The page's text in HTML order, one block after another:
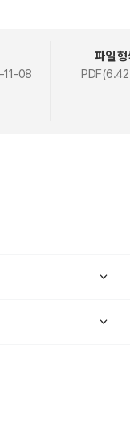
11-08
파일 형